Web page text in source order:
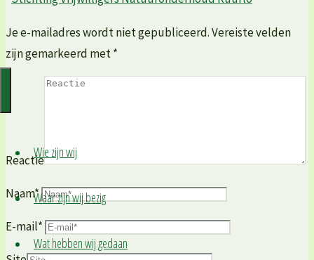
Wie zijn wij
Waar zijn wij bezig
Wat hebben wij gedaan
Je e-mailadres wordt niet gepubliceerd.Vereiste velden
zijn gemarkeerd met*
Reactie
Naam*
E-mail*